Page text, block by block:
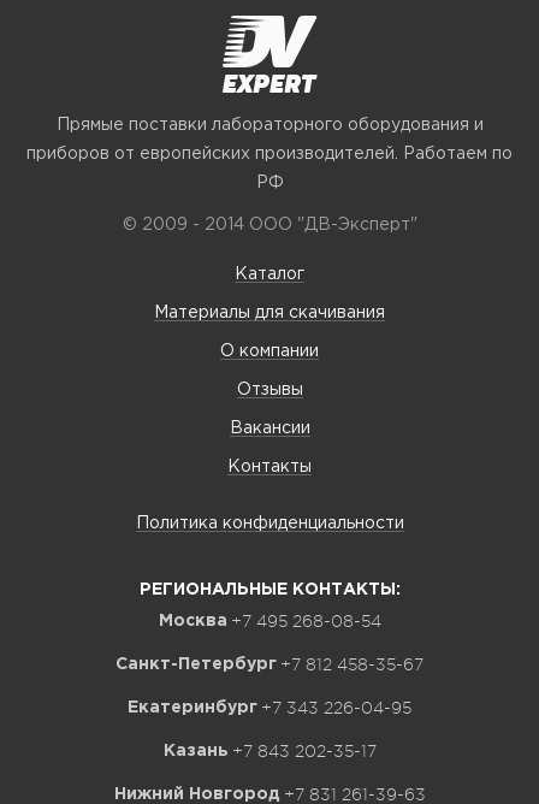
Прямые поставки лабораторного оборудования и
приборов от европейских производителей. Работаем по
РФ
© 2009 - 2014 ООО "ДВ-Эксперт"
Каталог
Материалы для скачивания
О компании
Отзывы
Вакансии
Контакты
Политика конфиденциальности
РЕГИОНАЛЬНЫЕ КОНТАКТЫ:
Москва +7 495 268-08-54
Санкт-Петербург +7 812 458-35-67
Екатеринбург +7 343 226-04-95
Казань +7 843 202-35-17
Нижний Новгород +7 831 261-39-63